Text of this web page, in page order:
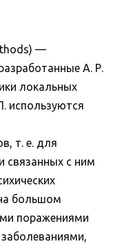
—
А. Р.
локальных
используются
т. е. для
связанных с ним
большом
поражениями